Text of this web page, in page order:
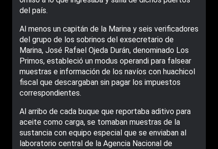
del país.
Al menos un capitán de la Marina y seis verificadores
del grupo de los sobrinos del exsecretario de
Marina, José Rafael Ojeda Durán, denominado Los
Primos, estableció un modus operandi para falsear
muestras e información de los navíos con huachicol
fiscal que descargaban sin pagar los impuestos
correspondientes.
Al arribo de cada buque que reportaba aditivo para
aceite como carga, se tomaban muestras de la
sustancia con equipo especial que se enviaban al
laboratorio central de la Agencia Nacional de